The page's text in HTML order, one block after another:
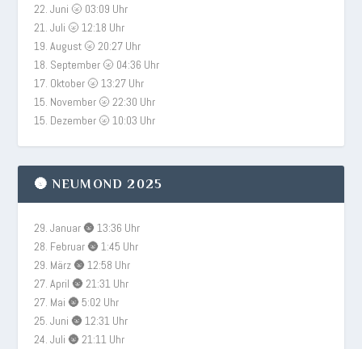
22. Juni 🌝 03:09 Uhr
21. Juli 🌝 12:18 Uhr
19. August 🌝 20:27 Uhr
18. September 🌝 04:36 Uhr
17. Oktober 🌝 13:27 Uhr
15. November 🌝 22:30 Uhr
15. Dezember 🌝 10:03 Uhr
🌚 NEUMOND 2025
29. Januar 🌚 13:36 Uhr
28. Februar 🌚 1:45 Uhr
29. März 🌚 12:58 Uhr
27. April 🌚 21:31 Uhr
27. Mai 🌚 5:02 Uhr
25. Juni 🌚 12:31 Uhr
24. Juli 🌚 21:11 Uhr